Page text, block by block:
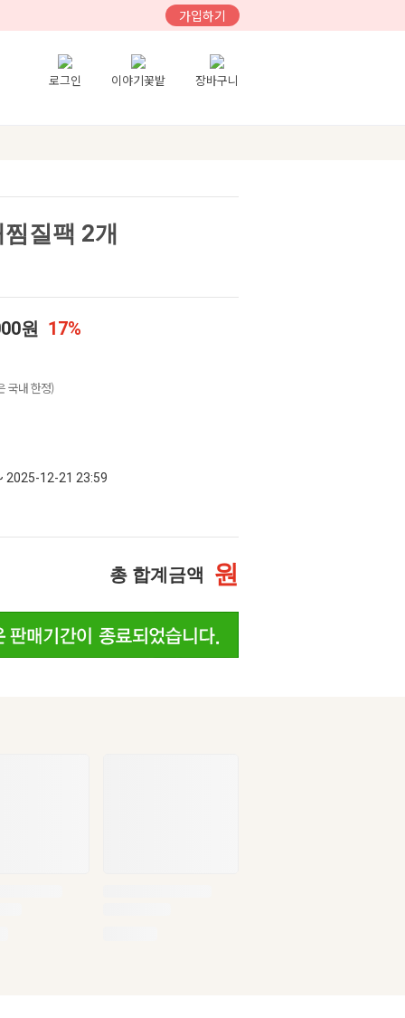
가입하기
로그인 이야기꽃밭 장바구니
질팩 2개
원 17%
국내 한정)
2025-12-21 23:59
총 합계금액 원